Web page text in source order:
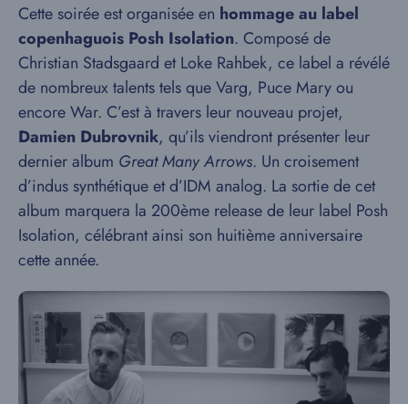
Cette soirée est organisée en hommage au label
copenhaguois Posh Isolation. Composé de
Christian Stadsgaard et Loke Rahbek, ce label a révélé
de nombreux talents tels que Varg, Puce Mary ou
encore War. C’est à travers leur nouveau projet,
Damien Dubrovnik, qu’ils viendront présenter leur
dernier album Great Many Arrows. Un croisement
d’indus synthétique et d’IDM analog. La sortie de cet
album marquera la 200ème release de leur label Posh
Isolation, célébrant ainsi son huitième anniversaire
cette année.